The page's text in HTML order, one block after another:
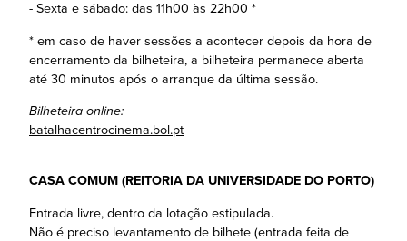
- Sexta e sábado: das 11h00 às 22h00 *
* em caso de haver sessões a acontecer depois da hora de
encerramento da bilheteira, a bilheteira permanece aberta
até 30 minutos após o arranque da última sessão.
Bilheteira online:
batalhacentrocinema.bol.pt
CASA COMUM (REITORIA DA UNIVERSIDADE DO PORTO)
Entrada livre, dentro da lotação estipulada.
Não é preciso levantamento de bilhete (entrada feita de